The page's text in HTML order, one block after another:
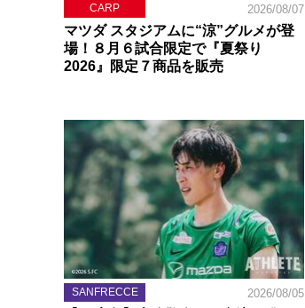
CARP 2026/08/07
マツダ スタジアムに“涼”グルメが登
場！８月６試合限定で『夏祭り
2026』限定７商品を販売
SANFRECCE 2026/08/05